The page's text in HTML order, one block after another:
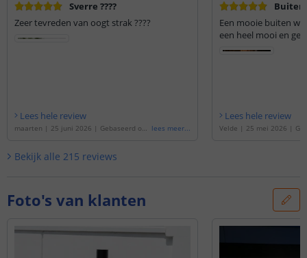
Sverre ????
Zeer tevreden van oogt strak ????
Lees hele review
maarten | 25 juni 2026 | Gebaseerd op
ks | Rond ontwerp | Optie met beweging
lees meer...
Buiten
Een mooie buiten
een heel mooi en
Lees hele review
Velde | 25 mei 2026 |
Bekijk alle 215 reviews
Foto's van klanten